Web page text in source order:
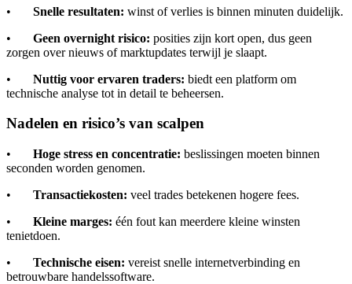
• Snelle resultaten: winst of verlies is binnen minuten duidelijk.
• Geen overnight risico: posities zijn kort open, dus geen
zorgen over nieuws of marktupdates terwijl je slaapt.
• Nuttig voor ervaren traders: biedt een platform om
technische analyse tot in detail te beheersen.
Nadelen en risico’s van scalpen
• Hoge stress en concentratie: beslissingen moeten binnen
seconden worden genomen.
• Transactiekosten: veel trades betekenen hogere fees.
• Kleine marges: één fout kan meerdere kleine winsten
tenietdoen.
• Technische eisen: vereist snelle internetverbinding en
betrouwbare handelssoftware.